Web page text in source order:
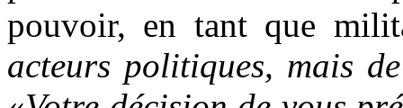
pouvoir, en tant que
acteurs politiques, mais